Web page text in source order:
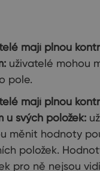
mají plnou
uživatelé mohou
pole.
mají plnou
u svých položek:
měnit hodnoty
položek.
pro ně nejsou